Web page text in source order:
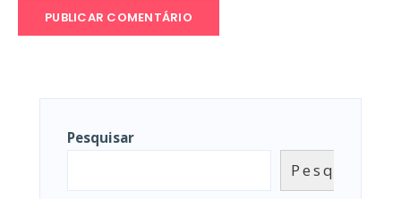
Pesquisar
Pesquisar